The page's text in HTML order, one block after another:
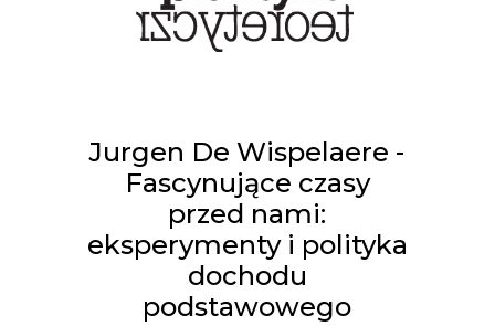
Jurgen De Wispelaere -
Fascynujące czasy
przed nami:
eksperymenty i polityka
dochodu
podstawowego